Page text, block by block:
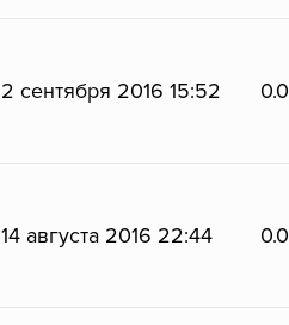
2 сентября 2016 15:52
14 августа 2016 22:44